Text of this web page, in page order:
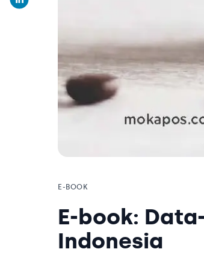
E-BOOK
E-book:
Indonesia